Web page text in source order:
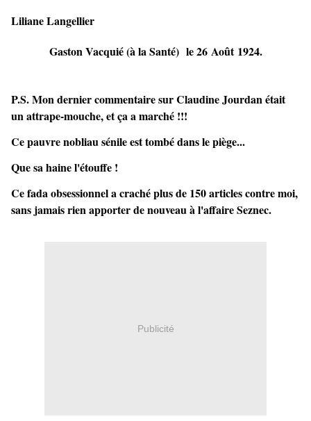
Liliane Langellier
Gaston Vacquié (à la Santé) le 26 Août 1924.
P.S. Mon dernier commentaire sur Claudine Jourdan était
un attrape-mouche, et ça a marché !!!
Ce pauvre nobliau sénile est tombé dans le piège...
Que sa haine l'étouffe !
Ce fada obsessionnel a craché plus de 150 articles contre moi,
sans jamais rien apporter de nouveau à l'affaire Seznec.
Publicité